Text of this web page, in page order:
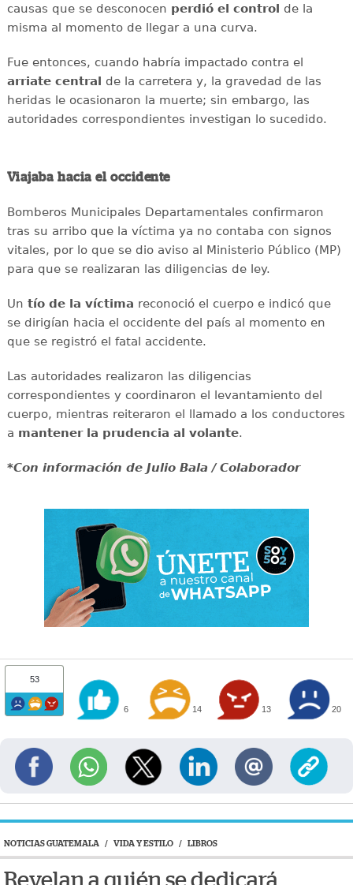
causas que se desconocen perdió el control de la
misma al momento de llegar a una curva.
Fue entonces, cuando habría impactado contra el
arriate central de la carretera y, la gravedad de las
heridas le ocasionaron la muerte; sin embargo, las
autoridades correspondientes investigan lo sucedido.
Viajaba hacia el occidente
Bomberos Municipales Departamentales confirmaron
tras su arribo que la víctima ya no contaba con signos
vitales, por lo que se dio aviso al Ministerio Público (MP)
para que se realizaran las diligencias de ley.
Un tío de la víctima reconoció el cuerpo e indicó que
se dirigían hacia el occidente del país al momento en
que se registró el fatal accidente.
Las autoridades realizaron las diligencias
correspondientes y coordinaron el levantamiento del
cuerpo, mientras reiteraron el llamado a los conductores
a mantener la prudencia al volante.
*Con información de Julio Bala / Colaborador
53
6 14 13 20
NOTICIAS GUATEMALA / VIDA Y ESTILO / LIBROS
Revelan a quién se dedicará